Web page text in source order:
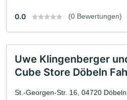
0.0 (0 Bewertungen)
Uwe Klingenberger
Cube Store Döbeln
St.-Georgen-Str. 16, 04720 Döbeln